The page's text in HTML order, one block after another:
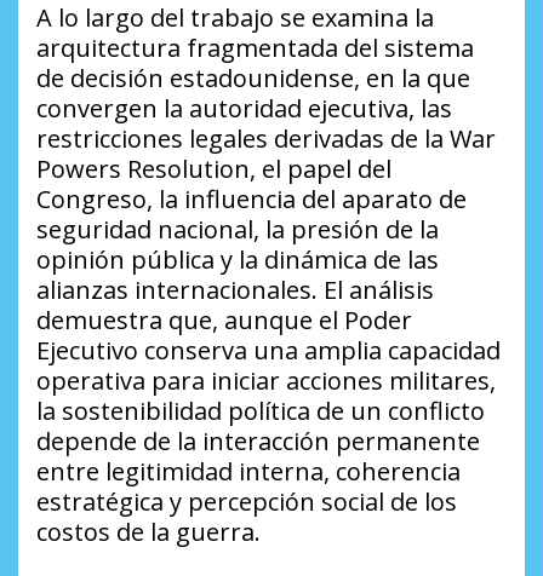
A lo largo del trabajo se examina la
arquitectura fragmentada del sistema
de decisión estadounidense, en la que
convergen la autoridad ejecutiva, las
restricciones legales derivadas de la War
Powers Resolution, el papel del
Congreso, la influencia del aparato de
seguridad nacional, la presión de la
opinión pública y la dinámica de las
alianzas internacionales. El análisis
demuestra que, aunque el Poder
Ejecutivo conserva una amplia capacidad
operativa para iniciar acciones militares,
la sostenibilidad política de un conflicto
depende de la interacción permanente
entre legitimidad interna, coherencia
estratégica y percepción social de los
costos de la guerra.